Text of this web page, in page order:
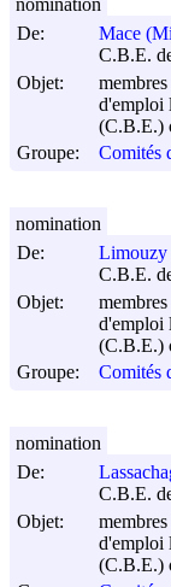
De:
Mace
C.B.E.
Objet:
d'emploi
(C.B.E.)
Groupe:
Comités
nomination
De:
Limouzy
C.B.E.
Objet:
d'emploi
(C.B.E.)
Groupe:
Comités
nomination
De:
C.B.E.
Objet:
d'emploi
(C.B.E.)
nomination